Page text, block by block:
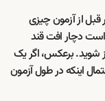
قبل از آزمون چیزی
است دچار افت قند
شوید. برعکس، اگر یک
اینکه در طول آزمون